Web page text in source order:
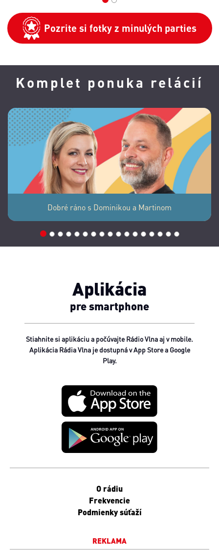
Pozrite si fotky z minulých parties
Komplet ponuka relácií
Dobré ráno s Dominikou a Martinom
4 5 6 7 8 9 10 11 12 13 14 15 16 17
Aplikácia
pre smartphone
Stiahnite si aplikáciu a počúvajte Rádio Vlna aj v mobile.
Aplikácia Rádia Vlna je dostupná v App Store a Google
Play.
O rádiu
Frekvencie
Podmienky súťaží
REKLAMA